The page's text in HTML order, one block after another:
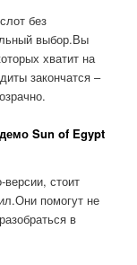
без
выбор.Вы
хватит на
закончатся –
Sun of Egypt
стоит
помогут не
в